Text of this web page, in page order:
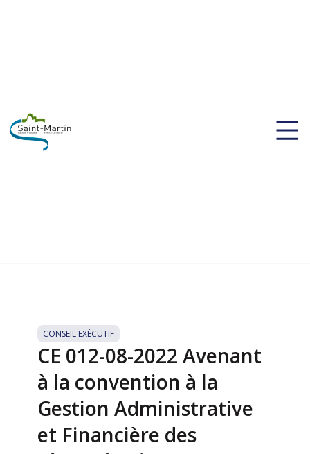
CONSEIL EXÉCUTIF
CE 012-08-2022 Avenant
à la convention à la
Gestion Administrative
et Financière des